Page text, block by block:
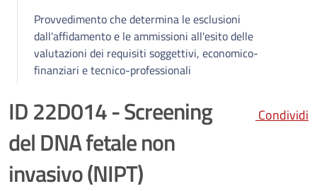
Provvedimento che determina le esclusioni
dall'affidamento e le ammissioni all'esito delle
valutazioni dei requisiti soggettivi, economico-
finanziari e tecnico-professionali
ID 22D014 - Screening
del DNA fetale non
invasivo (NIPT)
Condividi